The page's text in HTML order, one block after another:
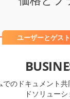
ユーザーとゲス
でのドキュメント
ドソリューシ